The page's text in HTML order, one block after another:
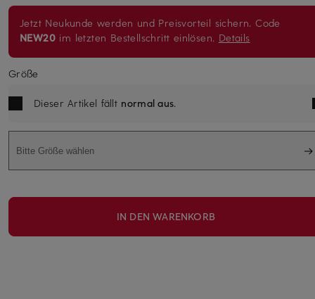
Jetzt Neukunde werden und Preisvorteil sichern. Code
NEW20 im letzten Bestellschritt einlösen. Details
Größe
Dieser Artikel fällt normal aus.
Bitte Größe wählen
IN DEN WARENKORB